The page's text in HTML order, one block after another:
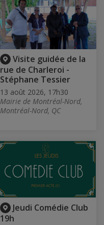
Visite guidée de la
rue de Charleroi -
Stéphane Tessier
13 août 2026, 17h30
Mairie de Montréal-Nord,
Montréal-Nord, QC
Jeudi Comédie Club
19h